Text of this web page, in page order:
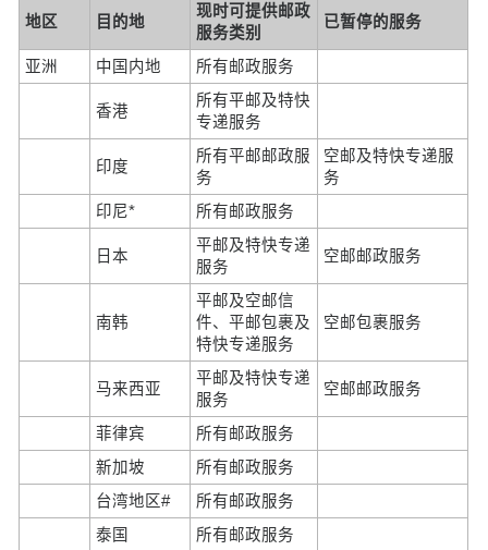
地区 目的地
现时可提供邮政
服务类别
已暂停的服务
亚洲 中国内地 所有邮政服务
香港
所有平邮及特快
专递服务
印度
所有平邮邮政服
务
空邮及特快专递服
务
印尼*
所有邮政服务
日本
平邮及特快专递
服务
空邮邮政服务
南韩
平邮及空邮信
件、平邮包裹及
特快专递服务
空邮包裹服务
马来西亚
平邮及特快专递
服务
空邮邮政服务
菲律宾
所有邮政服务
新加坡
所有邮政服务
台湾地区#
所有邮政服务
泰国
所有邮政服务